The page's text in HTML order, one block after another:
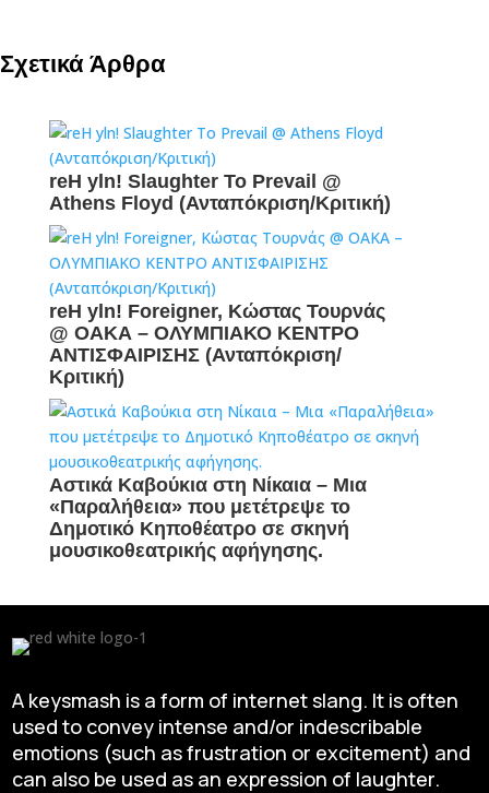
Σχετικά Άρθρα
reH yln! Slaughter To Prevail @
Athens Floyd (Ανταπόκριση/Κριτική)
reH yln! Foreigner, Κώστας Τουρνάς
@ ΟΑΚΑ – ΟΛΥΜΠΙΑΚΟ ΚΕΝΤΡΟ
ΑΝΤΙΣΦΑΙΡΙΣΗΣ (Ανταπόκριση/
Κριτική)
Αστικά Καβούκια στη Νίκαια – Mια
«Παραλήθεια» που μετέτρεψε το
Δημοτικό Κηποθέατρο σε σκηνή
μουσικοθεατρικής αφήγησης.
A keysmash is a form of internet slang. It is often
used to convey intense and/or indescribable
emotions (such as frustration or excitement) and
can also be used as an expression of laughter.